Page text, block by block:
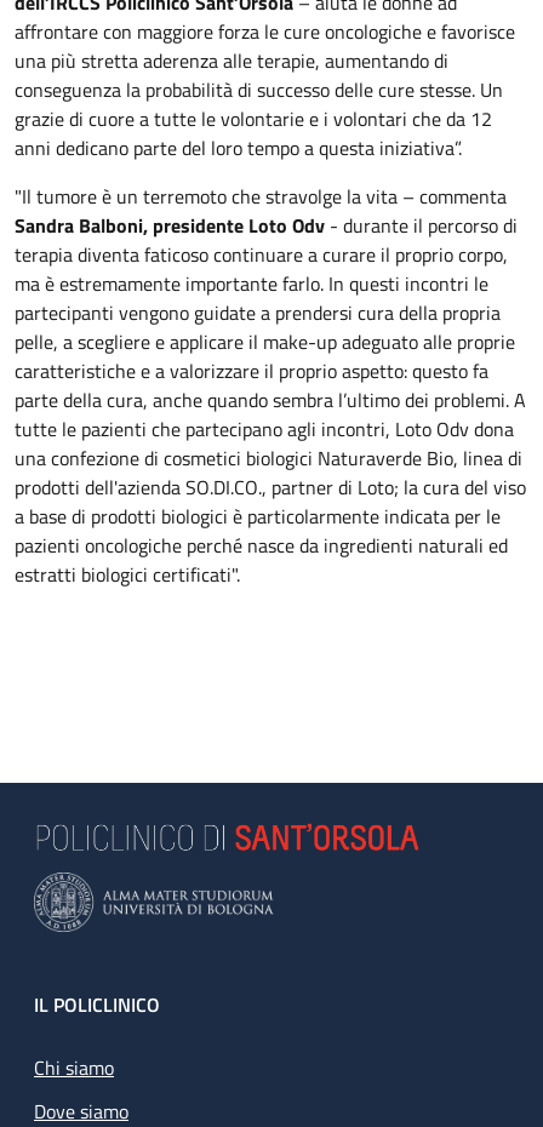
affrontare con maggiore forza le cure oncologiche e favorisce
una più stretta aderenza alle terapie, aumentando di
conseguenza la probabilità di successo delle cure stesse. Un
grazie di cuore a tutte le volontarie e i volontari che da 12
anni dedicano parte del loro tempo a questa iniziativa”.
"Il tumore è un terremoto che stravolge la vita – commenta
Sandra Balboni, presidente Loto Odv - durante il percorso di
terapia diventa faticoso continuare a curare il proprio corpo,
ma è estremamente importante farlo. In questi incontri le
partecipanti vengono guidate a prendersi cura della propria
pelle, a scegliere e applicare il make-up adeguato alle proprie
caratteristiche e a valorizzare il proprio aspetto: questo fa
parte della cura, anche quando sembra l’ultimo dei problemi. A
tutte le pazienti che partecipano agli incontri, Loto Odv dona
una confezione di cosmetici biologici Naturaverde Bio, linea di
prodotti dell'azienda SO.DI.CO., partner di Loto; la cura del viso
a base di prodotti biologici è particolarmente indicata per le
pazienti oncologiche perché nasce da ingredienti naturali ed
estratti biologici certificati".
Footer
IL POLICLINICO
Chi siamo
Dove siamo